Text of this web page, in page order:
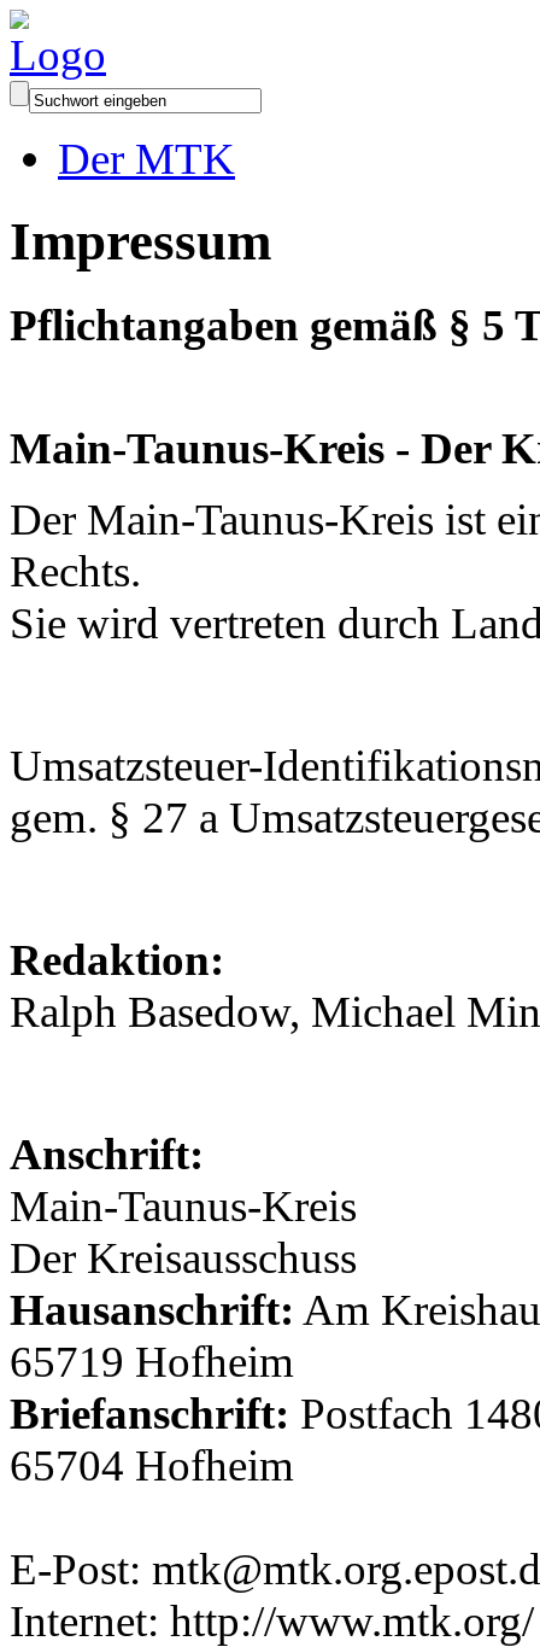
Der MTK
Impressum
Pflichtangaben gemäß § 5
Main-Taunus-Kreis - Der
Der Main-Taunus-Kreis ist
Rechts.
Sie wird vertreten durch
Umsatzsteuer-
gem. § 27 a
Redaktion:
Ralph Basedow, Michael
Anschrift:
Main-Taunus-Kreis
Der Kreisausschuss
Hausanschrift: Am
65719 Hofheim
Briefanschrift: Postfach
65704 Hofheim
E-Post:
Internet: http://www.mtk.org/